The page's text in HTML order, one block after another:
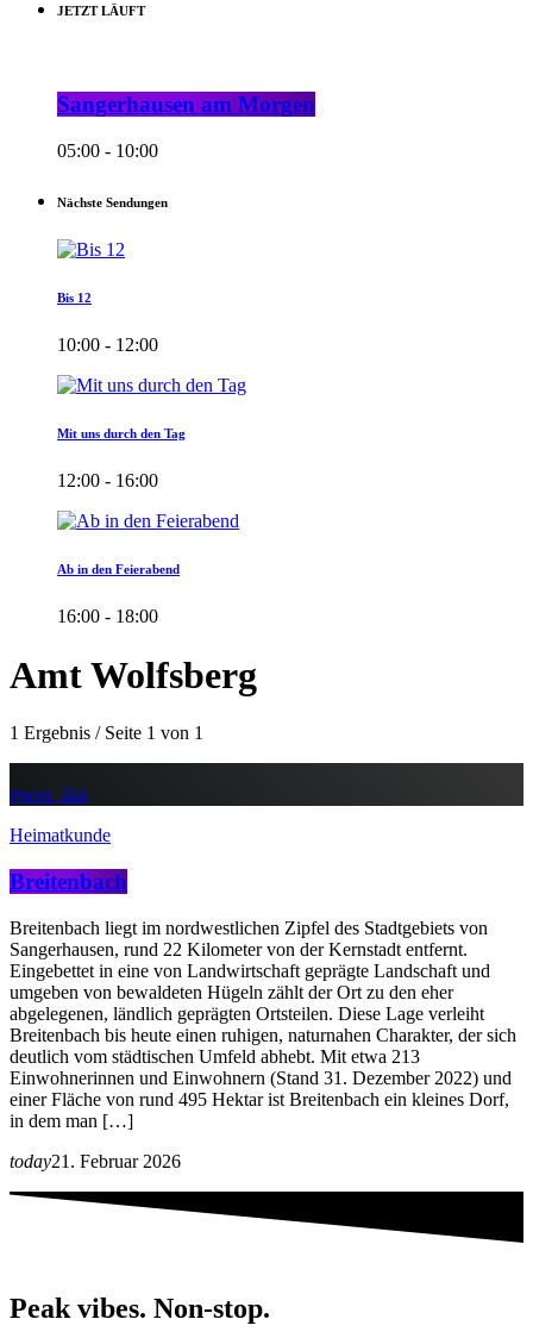
JETZT LÄUFT
Sangerhausen am Morgen
05:00 - 10:00
Nächste Sendungen
Bis 12
10:00 - 12:00
Mit uns durch den Tag
12:00 - 16:00
Ab in den Feierabend
16:00 - 18:00
Amt Wolfsberg
1 Ergebnis / Seite 1 von 1
insert_link
Heimatkunde
Breitenbach
Breitenbach liegt im nordwestlichen Zipfel des Stadtgebiets von
Sangerhausen, rund 22 Kilometer von der Kernstadt entfernt.
Eingebettet in eine von Landwirtschaft geprägte Landschaft und
umgeben von bewaldeten Hügeln zählt der Ort zu den eher
abgelegenen, ländlich geprägten Ortsteilen. Diese Lage verleiht
Breitenbach bis heute einen ruhigen, naturnahen Charakter, der sich
deutlich vom städtischen Umfeld abhebt. Mit etwa 213
Einwohnerinnen und Einwohnern (Stand 31. Dezember 2022) und
einer Fläche von rund 495 Hektar ist Breitenbach ein kleines Dorf,
in dem man […]
today21. Februar 2026
Peak vibes. Non-stop.